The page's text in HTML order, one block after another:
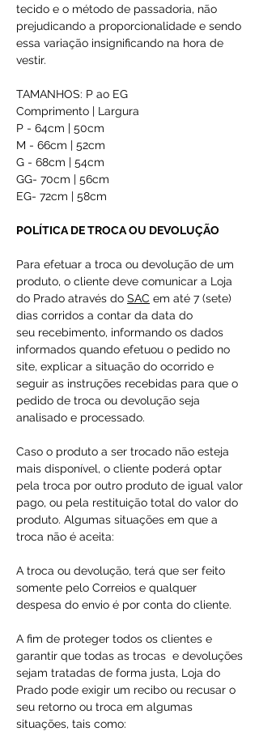
tecido e o método de passadoria, não
prejudicando a proporcionalidade e sendo
essa variação insignificando na hora de
vestir.
TAMANHOS: P ao EG
Comprimento | Largura
P - 64cm | 50cm
M - 66cm | 52cm
G - 68cm | 54cm
GG- 70cm | 56cm
EG- 72cm | 58cm
POLÍTICA DE TROCA OU DEVOLUÇÃO
Para efetuar a troca ou devolução de um
produto, o cliente deve comunicar a Loja
do Prado através do SAC em até 7 (sete)
dias corridos a contar da data do
seu recebimento, informando os dados
informados quando efetuou o pedido no
site, explicar a situação do ocorrido e
seguir as instruções recebidas para que o
pedido de troca ou devolução seja
analisado e processado.
Caso o produto a ser trocado não esteja
mais disponível, o cliente poderá optar
pela troca por outro produto de igual valor
pago, ou pela restituição total do valor do
produto. Algumas situações em que a
troca não é aceita:
A troca ou devolução, terá que ser feito
somente pelo Correios e qualquer
despesa do envio é por conta do cliente.
A fim de proteger todos os clientes e
garantir que todas as trocas e devoluções
sejam tratadas de forma justa, Loja do
Prado pode exigir um recibo ou recusar o
seu retorno ou troca em algumas
situações, tais como: